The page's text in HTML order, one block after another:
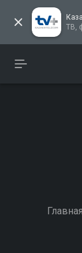
ТВ,
Главная